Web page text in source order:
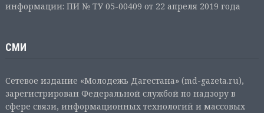
информации: ПИ № ТУ 05-00409 от 22 апреля 2019 года
СМИ
Сетевое издание «Молодежь Дагестана» (md-gazeta.ru),
зарегистрирован Федеральной службой по надзору в
сфере связи, информационных технологий и массовых